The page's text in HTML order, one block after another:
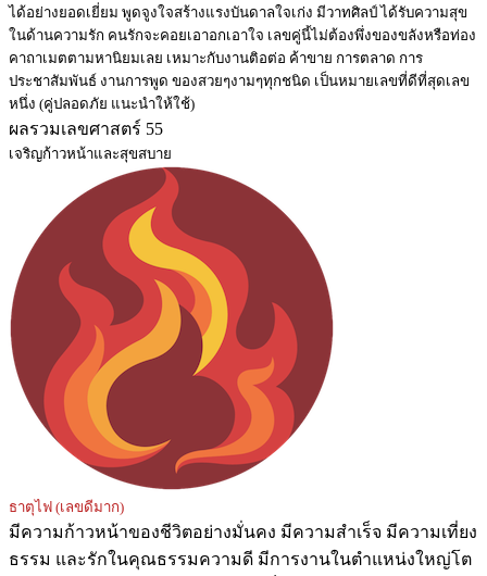
ได้อย่างยอดเยี่ยม พูดจูงใจสร้างแรงบันดาลใจเก่ง มีวาทศิลป์ ได้รับความสุข
ในด้านความรัก คนรักจะคอยเอาอกเอาใจ เลขคู่นี้ไม่ต้องพึ่งของขลังหรือท่อง
คาถาเมตตามหานิยมเลย เหมาะกับงานติอต่อ ค้าขาย การตลาด การ
ประชาสัมพันธ์ งานการพูด ของสวยๆงามๆทุกชนิด เป็นหมายเลขที่ดีที่สุดเลข
หนึ่ง (คู่ปลอดภัย แนะนำให้ใช้)
ผลรวมเลขศาสตร์ 55
เจริญก้าวหน้าและสุขสบาย
ธาตุไฟ (เลขดีมาก)
มีความก้าวหน้าของชีวิตอย่างมั่นคง มีความสำเร็จ มีความเที่ยง
ธรรม และรักในคุณธรรมความดี มีการงานในตำแหน่งใหญ่โต